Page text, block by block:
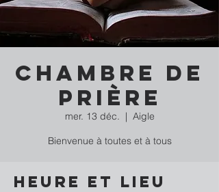
Chambre de
prière
mer. 13 déc.
  |
Aigle
Bienvenue à toutes et à tous
Heure et lieu